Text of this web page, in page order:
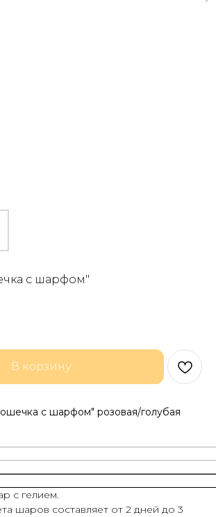
с шарфом"
В корзину
с шарфом" розовая/голубая
с гелием.
шаров составляет от 2 дней до 3